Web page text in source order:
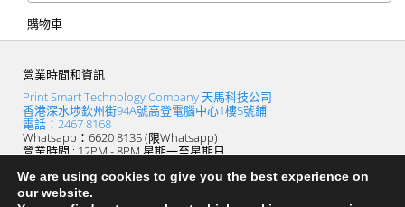
購物車
營業時間和資訊
Print Smart Technology Company 天馬科技公司
香港深水埗欽州街94A號高登電腦中心1樓5號鋪
電話：2467 8168
Whatsapp：6620 8135 (限Whatsapp)
營業時間 : 12PM - 8PM 星期一至星期日
PRINTSMART_天馬打印
We are using cookies to give you the best experience on
our website.